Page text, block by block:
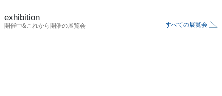
exhibition
開催中&これから開催の展覧会 すべての展覧会